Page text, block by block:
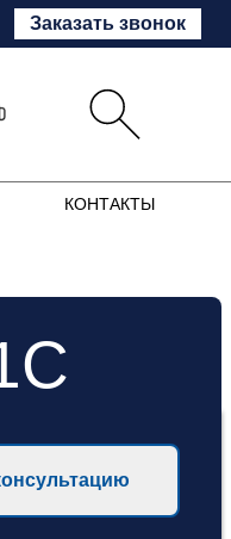
Заказать звонок
КОНТАКТЫ